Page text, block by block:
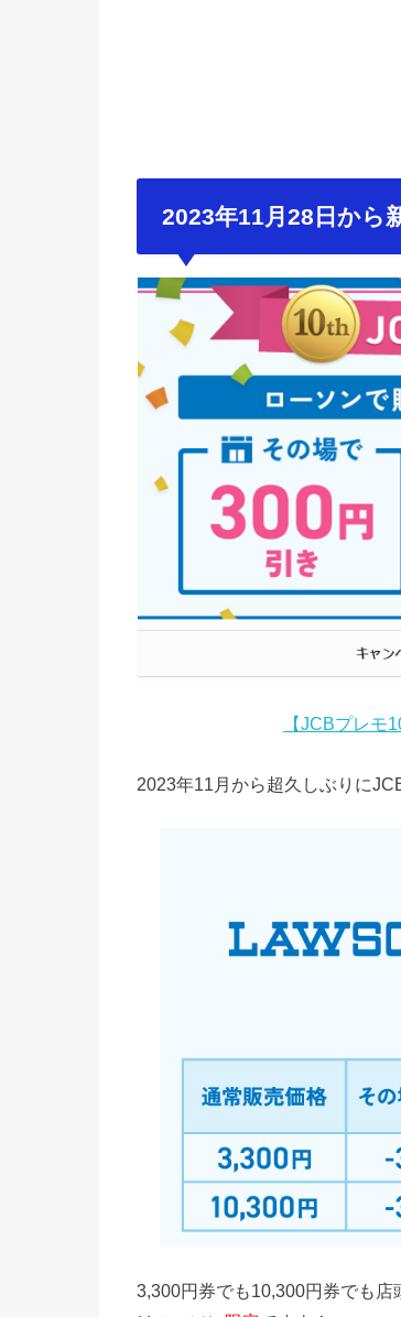
2023年11月28日から
【JCBプレモ
2023年11月から超久しぶりに
3,300円券でも10,300円券でも